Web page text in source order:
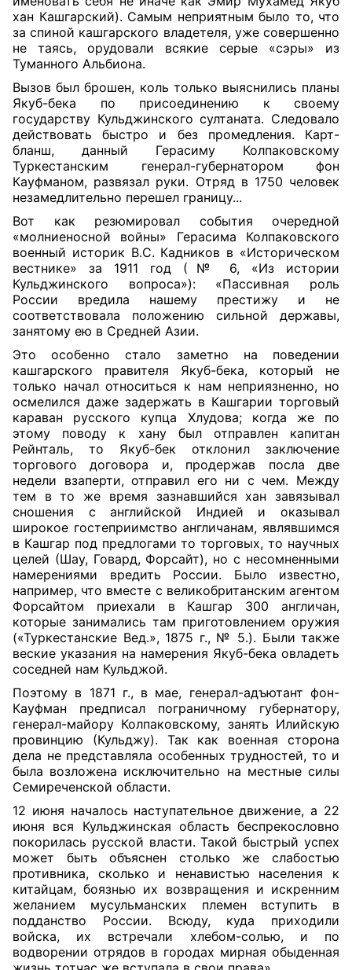
хан Кашгарский). Самым неприятным было то, что
за спиной кашгарского владетеля, уже совершенно
не таясь, орудовали всякие серые «сэры» из
Туманного Альбиона.
Вызов был брошен, коль только выяснились планы
Якуб-бека по присоединению к своему
государству Кульджинского султаната. Следовало
действовать быстро и без промедления. Карт-
бланш, данный Герасиму Колпаковскому
Туркестанским генерал-губернатором фон
Кауфманом, развязал руки. Отряд в 1750 человек
незамедлительно перешел границу...
Вот как резюмировал события очередной
«молниеносной войны» Герасима Колпаковского
военный историк В.С. Кадников в «Историческом
вестнике» за 1911 год (№ 6, «Из истории
Кульджинского вопроса»): «Пассивная роль
России вредила нашему престижу и не
соответствовала положению сильной державы,
занятому ею в Средней Азии.
Это особенно стало заметно на поведении
кашгарского правителя Якуб-бека, который не
только начал относиться к нам неприязненно, но
осмелился даже задержать в Кашгарии торговый
караван русского купца Хлудова; когда же по
этому поводу к хану был отправлен капитан
Рейнталь, то Якуб-бек отклонил заключение
торгового договора и, продержав посла две
недели взаперти, отправил его ни с чем. Между
тем в то же время зазнавшийся хан завязывал
сношения с английской Индией и оказывал
широкое гостеприимство англичанам, являвшимся
в Кашгар под предлогами то торговых, то научных
целей (Шау, Говард, Форсайт), но с несомненными
намерениями вредить России. Было известно,
например, что вместе с великобританским агентом
Форсайтом приехали в Кашгар 300 англичан,
которые занимались там приготовлением оружия
(«Туркестанские Вед.», 1875 г., № 5.). Были также
веские указания на намерения Якуб-бека овладеть
соседней нам Кульджой.
Поэтому в 1871 г., в мае, генерал-адъютант фон-
Кауфман предписал пограничному губернатору,
генерал-майору Колпаковскому, занять Илийскую
провинцию (Кульджу). Так как военная сторона
дела не представляла особенных трудностей, то и
была возложена исключительно на местные силы
Семиреченской области.
12 июня началось наступательное движение, а 22
июня вся Кульджинская область беспрекословно
покорилась русской власти. Такой быстрый успех
может быть объяснен столько же слабостью
противника, сколько и ненавистью населения к
китайцам, боязнью их возвращения и искренним
желанием мусульманских племен вступить в
подданство России. Всюду, куда приходили
войска, их встречали хлебом-солью, и по
водворении отрядов в городах мирная обыденная